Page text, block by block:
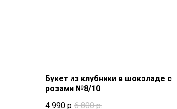
Букет из клубники в шоколаде с
розами №8/10
4 990 р. 6 800 р.